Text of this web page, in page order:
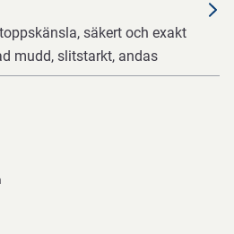
säkert och exakt
mudd, slitstarkt, andas